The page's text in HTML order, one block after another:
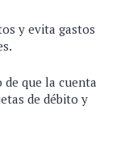
y evita gastos
de que la cuenta
de débito y